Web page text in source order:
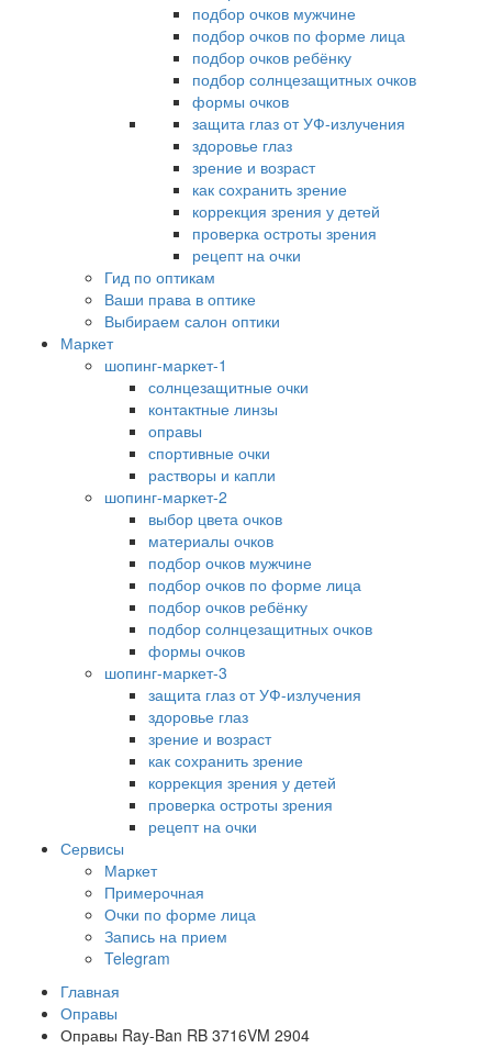
подбор очков мужчине
подбор очков по форме лица
подбор очков ребёнку
подбор солнцезащитных очков
формы очков
защита глаз от УФ-излучения
здоровье глаз
зрение и возраст
как сохранить зрение
коррекция зрения у детей
проверка остроты зрения
рецепт на очки
Гид по оптикам
Ваши права в оптике
Выбираем салон оптики
Маркет
шопинг-маркет-1
солнцезащитные очки
контактные линзы
оправы
спортивные очки
растворы и капли
шопинг-маркет-2
выбор цвета очков
материалы очков
подбор очков мужчине
подбор очков по форме лица
подбор очков ребёнку
подбор солнцезащитных очков
формы очков
шопинг-маркет-3
защита глаз от УФ-излучения
здоровье глаз
зрение и возраст
как сохранить зрение
коррекция зрения у детей
проверка остроты зрения
рецепт на очки
Сервисы
Маркет
Примерочная
Очки по форме лица
Запись на прием
Telegram
Главная
Оправы
Оправы Ray-Ban RB 3716VM 2904